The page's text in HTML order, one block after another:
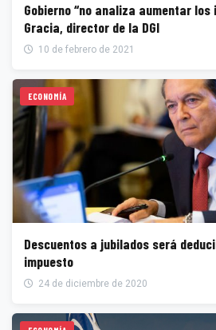
Gobierno “no analiza aumentar los
Gracia, director de la DGI
10 de febrero de 2021
ECONOMÍA
Descuentos a jubilados será
impuesto
24 de diciembre de 2020